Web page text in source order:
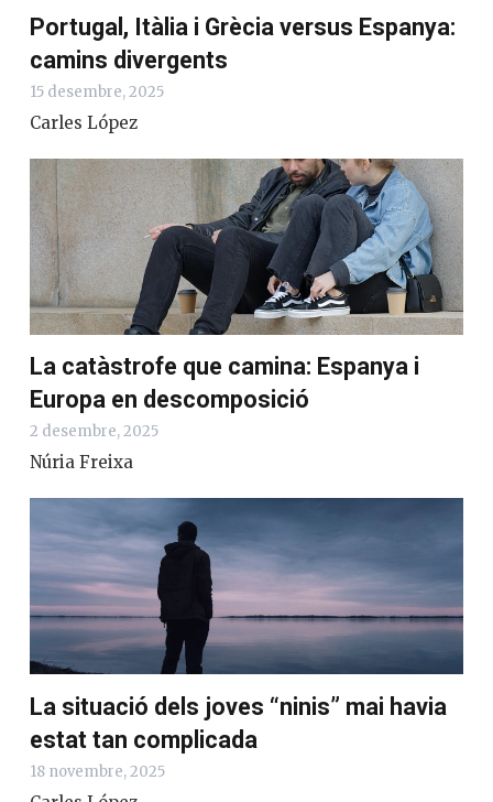
Portugal, Itàlia i Grècia versus Espanya:
camins divergents
15 desembre, 2025
Carles López
La catàstrofe que camina: Espanya i
Europa en descomposició
2 desembre, 2025
Núria Freixa
La situació dels joves “ninis” mai havia
estat tan complicada
18 novembre, 2025